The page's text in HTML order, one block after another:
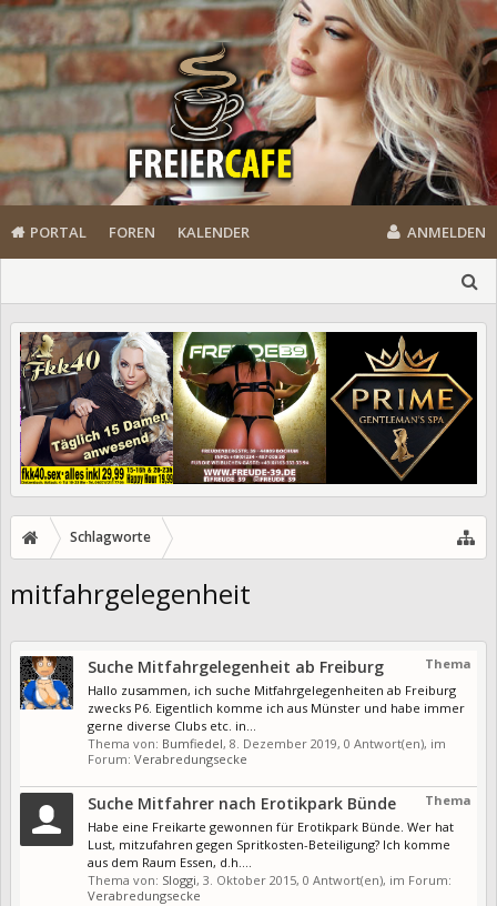
PORTAL FOREN KALENDER ANMELDEN
Schlagworte
mitfahrgelegenheit
Thema
Suche Mitfahrgelegenheit ab Freiburg
Hallo zusammen, ich suche Mitfahrgelegenheiten ab Freiburg
zwecks P6. Eigentlich komme ich aus Münster und habe immer
gerne diverse Clubs etc. in...
Thema von: Bumfiedel, 8. Dezember 2019, 0 Antwort(en), im
Forum: Verabredungsecke
Thema
Suche Mitfahrer nach Erotikpark Bünde
Habe eine Freikarte gewonnen für Erotikpark Bünde. Wer hat
Lust, mitzufahren gegen Spritkosten-Beteiligung? Ich komme
aus dem Raum Essen, d.h....
Thema von: Sloggi, 3. Oktober 2015, 0 Antwort(en), im Forum:
Verabredungsecke